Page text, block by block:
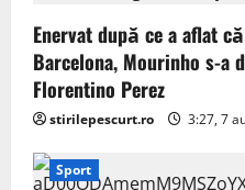
Enervat după ce a aflat
Barcelona, Mourinho s-a
Florentino Perez
stirilepescurt.ro 3:27, 7
Sport